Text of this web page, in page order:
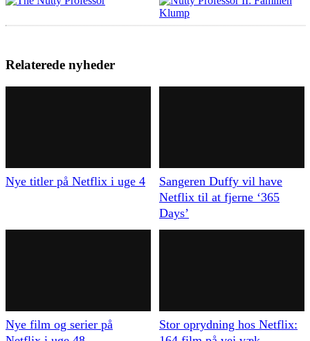
Relaterede nyheder
Nye titler på Netflix i uge 4
Sangeren Duffy vil have
Netflix til at fjerne ‘365
Days’
Nye film og serier på
Stor oprydning hos Netflix: